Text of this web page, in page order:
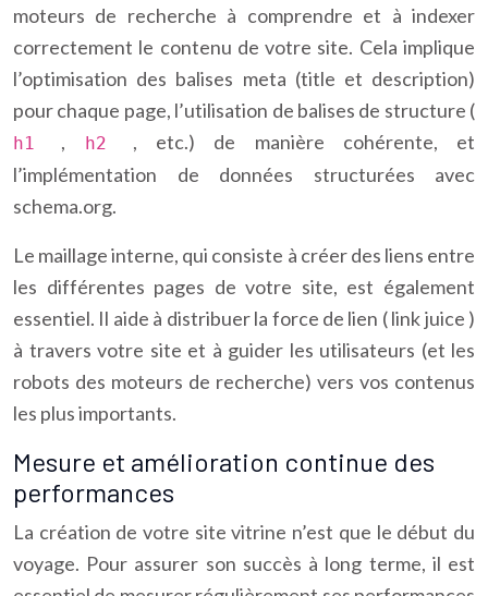
moteurs de recherche à comprendre et à indexer
correctement le contenu de votre site. Cela implique
l’optimisation des balises meta (title et description)
pour chaque page, l’utilisation de balises de structure (
h1 , h2 , etc.) de manière cohérente, et
l’implémentation de données structurées avec
schema.org.
Le maillage interne, qui consiste à créer des liens entre
les différentes pages de votre site, est également
essentiel. Il aide à distribuer la force de lien ( link juice )
à travers votre site et à guider les utilisateurs (et les
robots des moteurs de recherche) vers vos contenus
les plus importants.
Mesure et amélioration continue des
performances
La création de votre site vitrine n’est que le début du
voyage. Pour assurer son succès à long terme, il est